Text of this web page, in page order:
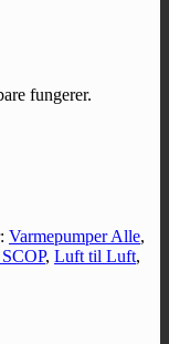
fungerer.
Varmepumper Alle,
, Luft til Luft,